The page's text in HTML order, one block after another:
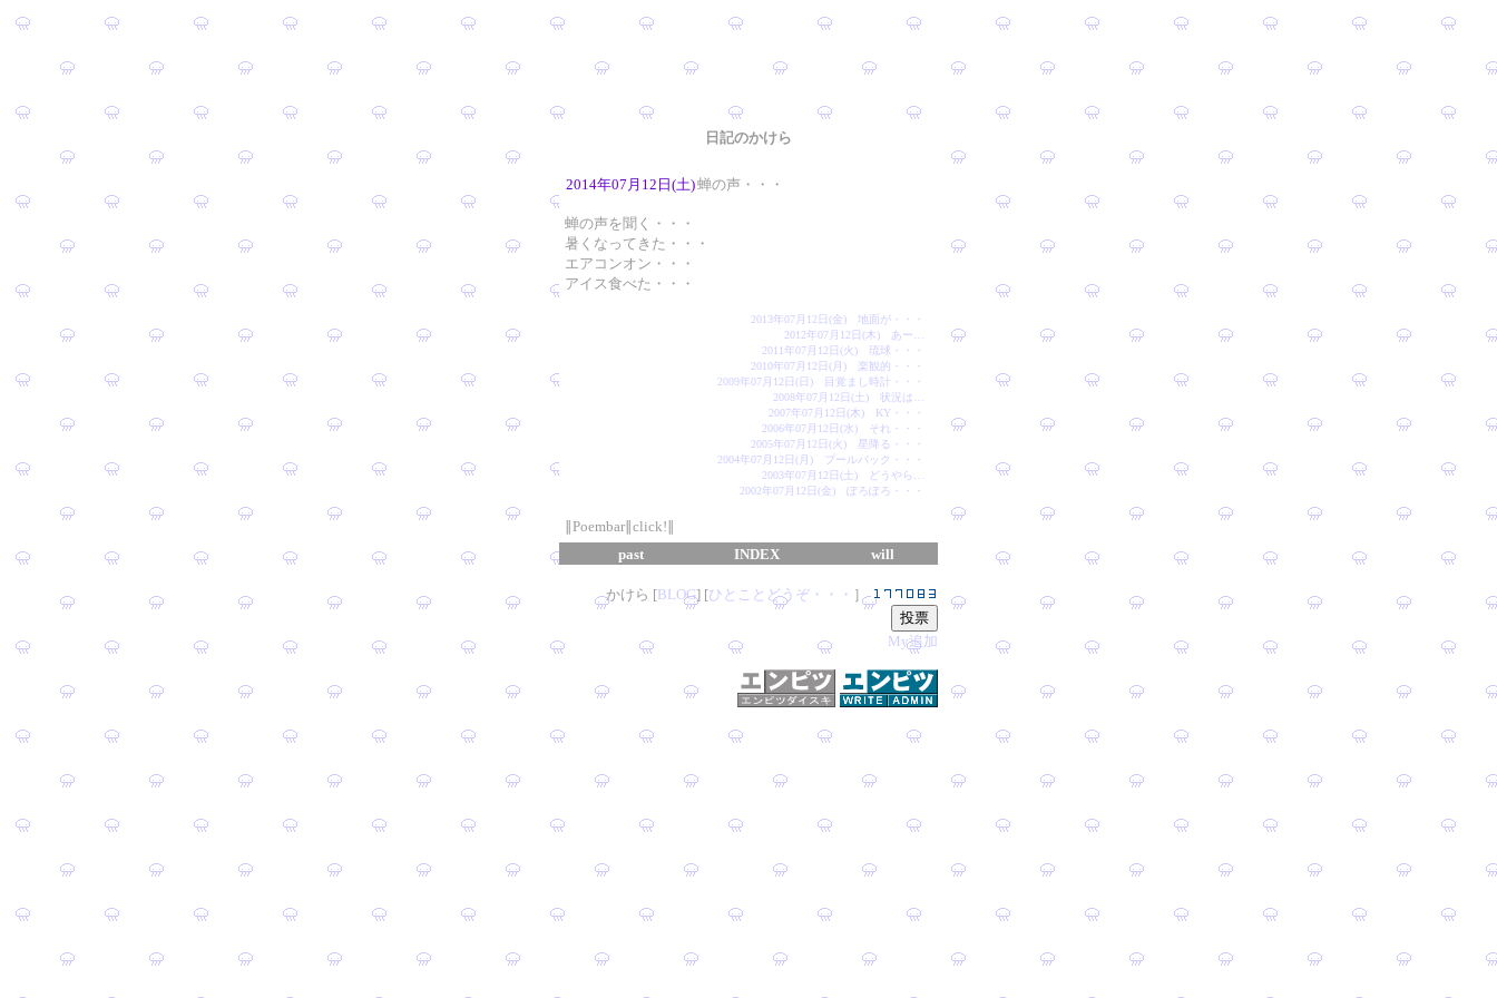
日記のかけら
2014年07月12日(土)蝉の声・・・
蝉の声を聞く・・・
暑くなってきた・・・
エアコンオン・・・
アイス食べた・・・
2013年07月12日(金) 地面が・・・
2012年07月12日(木) あー…
2011年07月12日(火) 琉球・・・
2010年07月12日(月) 楽観的・・・
2009年07月12日(日) 目覚まし時計・・・
2008年07月12日(土) 状況は…
2007年07月12日(木) KY・・・
2006年07月12日(水) それ・・・
2005年07月12日(火) 星降る・・・
2004年07月12日(月) プールバック・・・
2003年07月12日(土) どうやら…
2002年07月12日(金) ぽろぽろ・・・
∥Poembar∥click!∥
past
INDEX will
かけら [BLOG] [ひとことどうぞ・・・ ］
My追加